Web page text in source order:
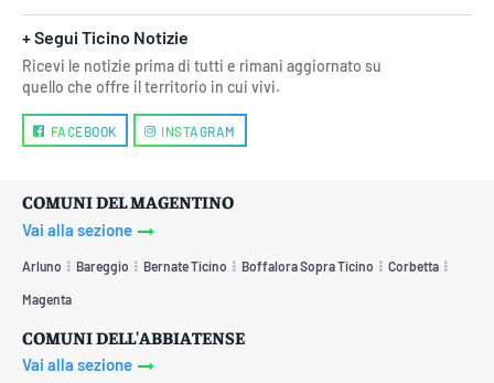
+ Segui Ticino Notizie
Ricevi le notizie prima di tutti e rimani aggiornato su
quello che offre il territorio in cui vivi.
FACEBOOK INSTAGRAM
COMUNI DEL MAGENTINO
Vai alla sezione
Arluno Bareggio Bernate Ticino Boffalora Sopra Ticino Corbetta
Magenta
COMUNI DELL'ABBIATENSE
Vai alla sezione